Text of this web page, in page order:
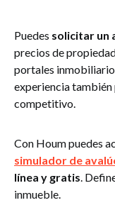
Puedes solicitar un
precios de
portales
experiencia
competitivo.
Con Houm puedes
simulador de
línea y gratis.
inmueble.